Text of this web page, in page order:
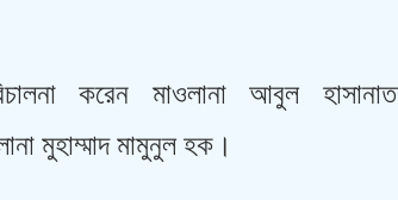
করেন মাওলানা আবুল হাসানাত
মুহাম্মাদ মামুনুল হক।